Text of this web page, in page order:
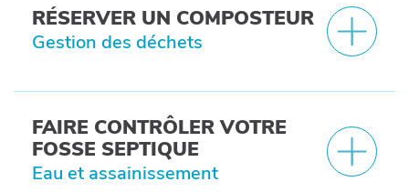
RÉSERVER UN COMPOSTEUR
Gestion des déchets
FAIRE CONTRÔLER VOTRE
FOSSE SEPTIQUE
Eau et assainissement